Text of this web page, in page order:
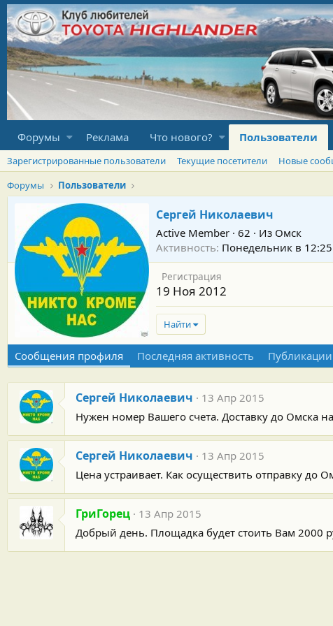
Форумы Реклама Что нового? Пользователи
Зарегистрированные пользователи Текущие посетители Новые
Форумы
Пользователи
Сергей Николаевич
Active Member · 62 · Из Омск
Активность Понедельник в 12:25
Регистрация
19 Ноя 2012
Найти
Сообщения профиля Последняя активность Публикации
Сергей Николаевич
13 Апр 2015
Нужен номер Вашего счета. Доставку до Омска
Сергей Николаевич
13 Апр 2015
Цена устраивает. Как осуществить отправку до
ГриГорец
13 Апр 2015
Добрый день. Площадка будет стоить Вам 2000